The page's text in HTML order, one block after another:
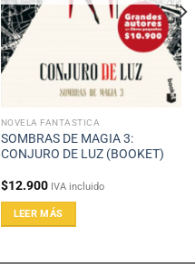
NOVELA FANTASTICA
SOMBRAS DE MAGIA 3:
CONJURO DE LUZ (BOOKET)
$12.900 IVA incluido
LEER MÁS